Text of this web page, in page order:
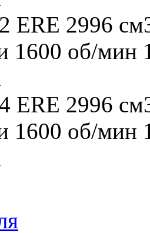
ERE 2996
1600 об/мин
ERE 2996
1600 об/мин